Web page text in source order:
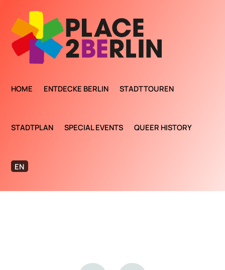
HOME ENTDECKE BERLIN STADTTOUREN
STADTPLAN SPECIAL EVENTS QUEER HISTORY
EN